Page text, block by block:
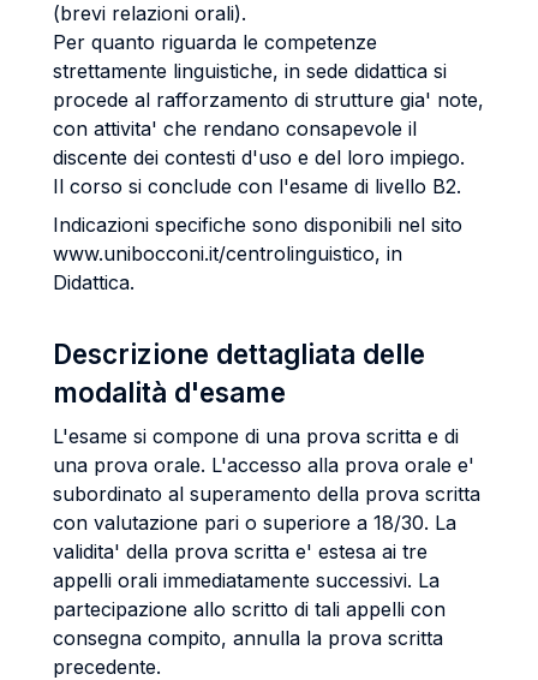
(brevi relazioni orali).
Per quanto riguarda le competenze
strettamente linguistiche, in sede didattica si
procede al rafforzamento di strutture gia' note,
con attivita' che rendano consapevole il
discente dei contesti d'uso e del loro impiego.
Il corso si conclude con l'esame di livello B2.
Indicazioni specifiche sono disponibili nel sito
www.unibocconi.it/centrolinguistico, in
Didattica.
Descrizione dettagliata delle
modalità d'esame
L'esame si compone di una prova scritta e di
una prova orale. L'accesso alla prova orale e'
subordinato al superamento della prova scritta
con valutazione pari o superiore a 18/30. La
validita' della prova scritta e' estesa ai tre
appelli orali immediatamente successivi. La
partecipazione allo scritto di tali appelli con
consegna compito, annulla la prova scritta
precedente.